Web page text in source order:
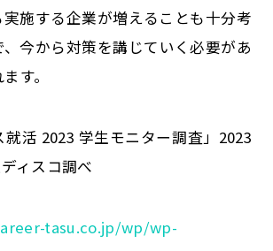
実施する企業が増えることも十分考
今から対策を講じていく必要があ
す。
活 2023 学生モニター調査」2023
ィスコ調べ
tasu.co.jp/wp/wp-